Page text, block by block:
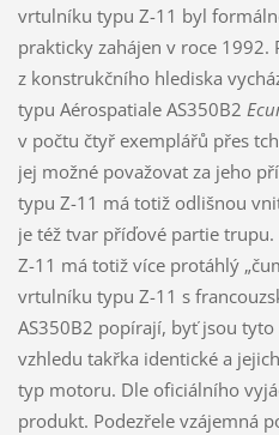
vrtulníku typu Z-11 byl
prakticky zahájen v roce 1992.
z konstrukčního hlediska
typu Aérospatiale AS350B2
v počtu čtyř exemplářů přes
jej možné považovat za jeho
typu Z-11 má totiž odlišnou
je též tvar příďové partie
Z-11 má totiž více protáhlý
vrtulníku typu Z-11 s
AS350B2 popírají, byť jsou
vzhledu takřka identické a
typ motoru. Dle oficiálního
produkt. Podezřele vzájemná